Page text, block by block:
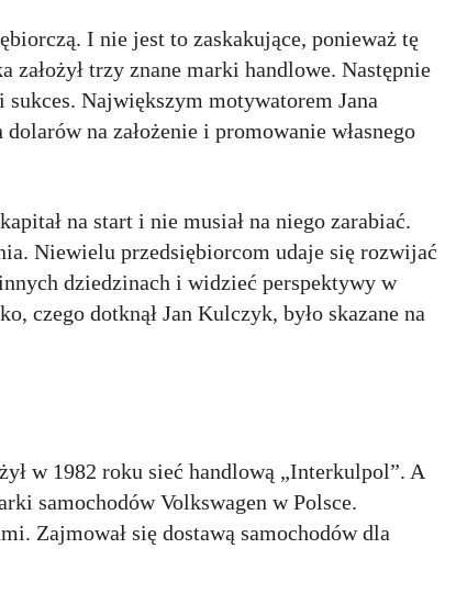
I nie jest to zaskakujące, ponieważ tę
założył trzy znane marki handlowe. Następnie
Największym motywatorem Jana
na założenie i promowanie własnego
na start i nie musiał na niego zarabiać.
Niewielu przedsiębiorcom udaje się rozwijać
dziedzinach i widzieć perspektywy w
czego dotknął Jan Kulczyk, było skazane na
w 1982 roku sieć handlową „Interkulpol”. A
samochodów Volkswagen w Polsce.
Zajmował się dostawą samochodów dla